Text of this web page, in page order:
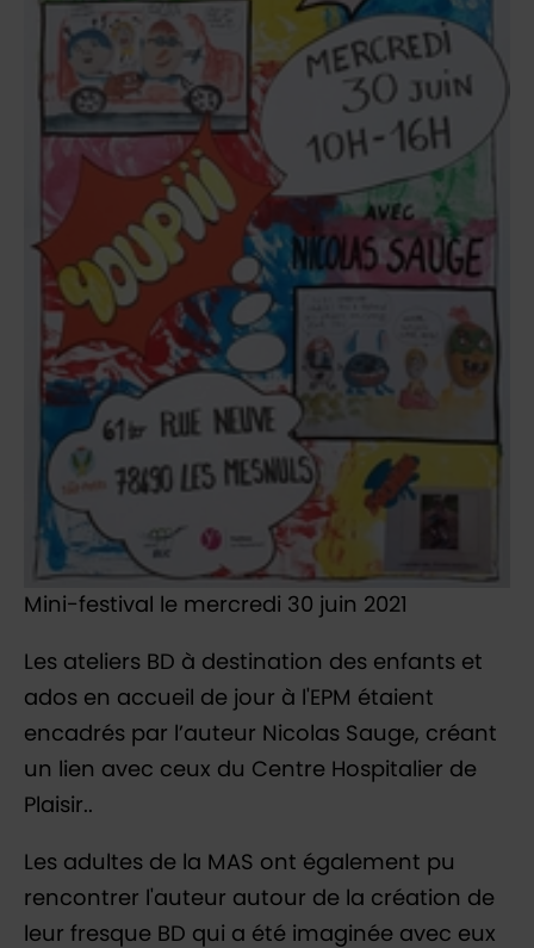
Mini-festival le mercredi 30 juin 2021
Les ateliers BD à destination des enfants et
ados en accueil de jour à l'EPM étaient
encadrés par l’auteur Nicolas Sauge, créant
un lien avec ceux du Centre Hospitalier de
Plaisir..
Les adultes de la MAS ont également pu
rencontrer l'auteur autour de la création de
leur fresque BD qui a été imaginée avec eux